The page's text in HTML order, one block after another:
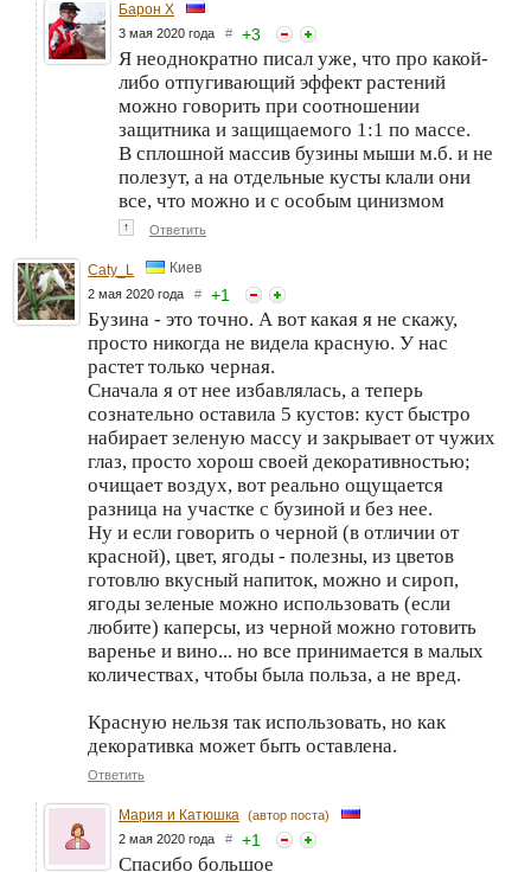
Барон Х
3 мая 2020 года # +3
Я неоднократно писал уже, что про какой-
либо отпугивающий эффект растений
можно говорить при соотношении
защитника и защищаемого 1:1 по массе.
В сплошной массив бузины мыши м.б. и не
полезут, а на отдельные кусты клали они
все, что можно и с особым цинизмом
↑ Ответить
Caty_L Киев
2 мая 2020 года # +1
Бузина - это точно. А вот какая я не скажу,
просто никогда не видела красную. У нас
растет только черная.
Сначала я от нее избавлялась, а теперь
сознательно оставила 5 кустов: куст быстро
набирает зеленую массу и закрывает от чужих
глаз, просто хорош своей декоративностью;
очищает воздух, вот реально ощущается
разница на участке с бузиной и без нее.
Ну и если говорить о черной (в отличии от
красной), цвет, ягоды - полезны, из цветов
готовлю вкусный напиток, можно и сироп,
ягоды зеленые можно использовать (если
любите) каперсы, из черной можно готовить
варенье и вино... но все принимается в малых
количествах, чтобы была польза, а не вред.
Красную нельзя так использовать, но как
декоративка может быть оставлена.
Ответить
Мария и Катюшка (автор поста)
2 мая 2020 года # +1
Спасибо большое